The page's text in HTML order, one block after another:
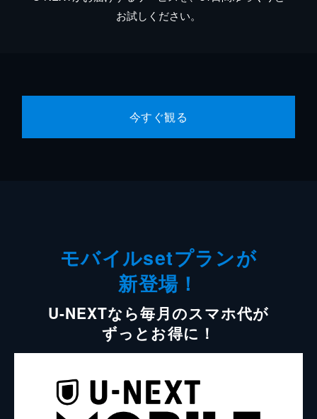
お試しください。
今すぐ観る
モバイルsetプランが
新登場！
U-NEXTなら毎月のスマホ代が
ずっとお得に！